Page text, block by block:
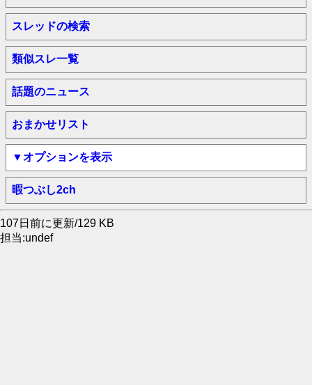
スレッドの検索
類似スレ一覧
話題のニュース
おまかせリスト
▼オプションを表示
暇つぶし2ch
107日前に更新/129 KB
担当:undef